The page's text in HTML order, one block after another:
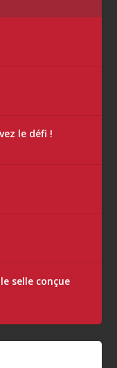
le défi !
selle conçue